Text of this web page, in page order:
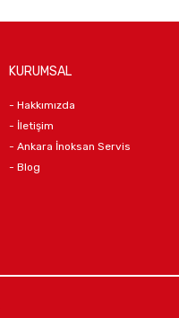
KURUMSAL
- Hakkımızda
- İletişim
- Ankara İnoksan Servis
- Blog